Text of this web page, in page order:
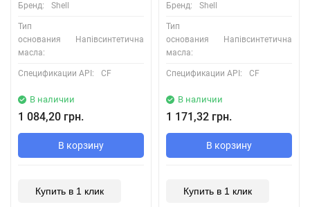
Бренд: Shell
Тип
основания
масла:
Напівсинтетична
Спецификации API: CF
В наличии
1 084,20 грн.
В корзину
Купить в 1 клик
Бренд: Shell
Тип
основания
масла:
Напівсинтетична
Спецификации API: CF
В наличии
1 171,32 грн.
В корзину
Купить в 1 клик